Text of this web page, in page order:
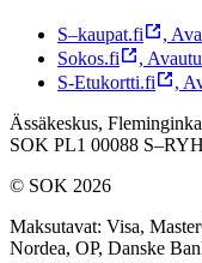
S–kaupat.fi ,
Sokos.fi
,
S-Etukortti.fi
,
Ässäkeskus,
SOK PL1 00088
© SOK 2026
Maksutavat: Visa,
Nordea, OP, Danske